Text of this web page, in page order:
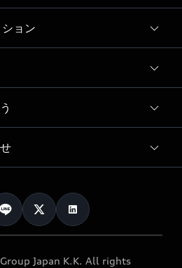
ョン
Japan K.K. All rights